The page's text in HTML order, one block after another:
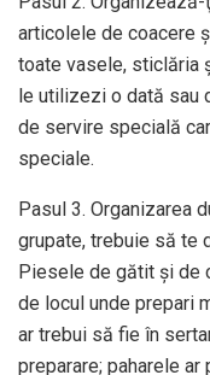
articolele de coacere
toate vasele, sticlăria
le utilizezi o dată sau
de servire specială
speciale.
Pasul 3. Organizarea
grupate, trebuie să te
Piesele de gătit şi de
de locul unde prepari
ar trebui să fie în
preparare; paharele ar